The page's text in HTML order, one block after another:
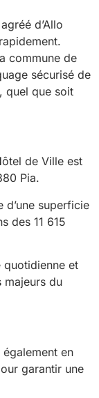
d’Allo
commune de
sécurisé de
quel que soit
de Ville est
Pia.
d’une superficie
des 11 615
quotidienne et
majeurs du
en
garantir une